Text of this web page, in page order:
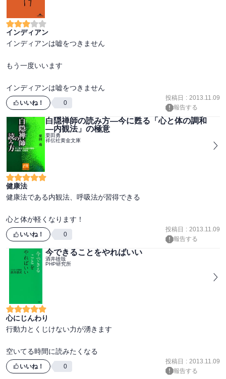
インディアン
インディアンは嘘をつきません
もう一度いいます
インディアンは嘘をつきません
いいね！ 0
投稿日 : 2013.11.09
報告する
白隠禅師の読み方―今に甦る「心と体の調和
―内観法」の極意
栗田勇
祥伝社黄金文庫
健康法
健康法である内観法、呼吸法が習得できる
心と体が軽くなります！
いいね！ 0
投稿日 : 2013.11.09
報告する
今できることをやればいい
酒井雄哉
PHP研究所
心にじんわり
行動力とくじけない力が湧きます
空いてる時間に読みたくなる
いいね！ 0
投稿日 : 2013.11.09
報告する